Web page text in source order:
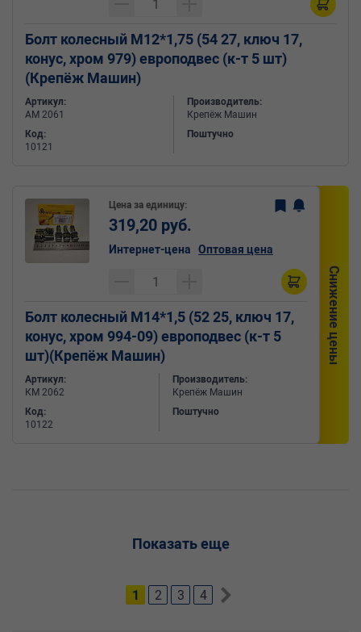
Болт колесный М12*1,75 (54 27, ключ 17,
конус, хром 979) европодвес (к-т 5 шт)
(Крепёж Машин)
Артикул:
АМ 2061
Код:
10121
Производитель:
Крепёж Машин
Поштучно
Снижение цены
Болт колесный М14*1,5 (52 25, ключ 17,
конус, хром 994-09) европодвес (к-т 5
шт)(Крепёж Машин)
Артикул:
КМ 2062
Код:
10122
Производитель:
Крепёж Машин
Поштучно
Цена за единицу:
319,20 руб.
Интернет-цена Оптовая цена
Показать еще
1 2 3 4